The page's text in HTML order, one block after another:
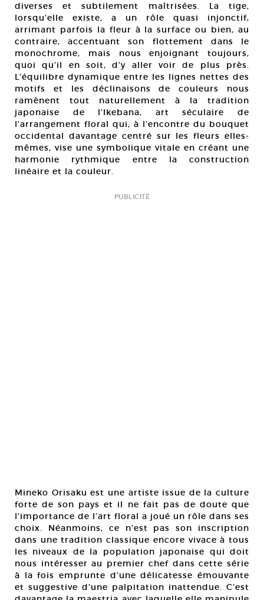
diverses et subtilement maîtrisées. La tige,
lorsqu’elle existe, a un rôle quasi injonctif,
arrimant parfois la fleur à la surface ou bien, au
contraire, accentuant son flottement dans le
monochrome, mais nous enjoignant toujours,
quoi qu’il en soit, d’y aller voir de plus près.
L’équilibre dynamique entre les lignes nettes des
motifs et les déclinaisons de couleurs nous
ramènent tout naturellement à la tradition
japonaise de l’Ikebana, art séculaire de
l’arrangement floral qui, à l’encontre du bouquet
occidental davantage centré sur les fleurs elles-
mêmes, vise une symbolique vitale en créant une
harmonie rythmique entre la construction
linéaire et la couleur.
PUBLICITÉ
Mineko Orisaku est une artiste issue de la culture
forte de son pays et il ne fait pas de doute que
l’importance de l’art floral a joué un rôle dans ses
choix. Néanmoins, ce n’est pas son inscription
dans une tradition classique encore vivace à tous
les niveaux de la population japonaise qui doit
nous intéresser au premier chef dans cette série
à la fois emprunte d’une délicatesse émouvante
et suggestive d’une palpitation inattendue. C’est